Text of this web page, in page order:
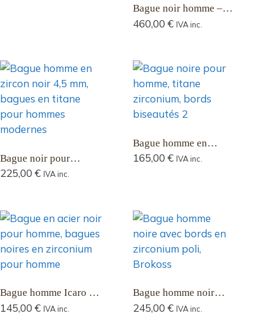
Bague noir homme –
Bague homme pierre
biseauté
460,00 € IVA inc.
Bague noir pour
homme Nautron 4,5
225,00 € IVA inc.
Bague homme en
zirconium noir avec
165,00 € IVA inc.
Bague homme Icaro 5
mm en acier et
145,00 € IVA inc.
Bague homme noir
Thassos en zirconium
245,00 € IVA inc.